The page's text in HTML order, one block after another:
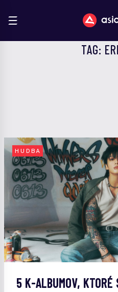
TAG:
HUDBA
5 K-ALBUMOV, KTORÉ